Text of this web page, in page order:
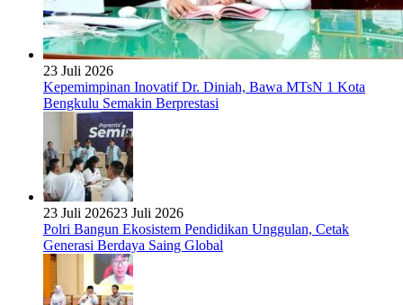
23 Juli 2026
Kepemimpinan Inovatif Dr. Diniah, Bawa MTsN 1 Kota
Bengkulu Semakin Berprestasi
23 Juli 202623 Juli 2026
Polri Bangun Ekosistem Pendidikan Unggulan, Cetak
Generasi Berdaya Saing Global